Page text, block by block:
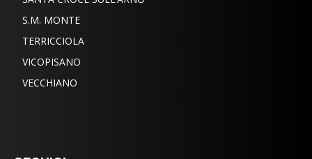
S.M. MONTE
TERRICCIOLA
VICOPISANO
VECCHIANO